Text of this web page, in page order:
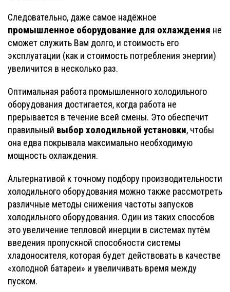
Следовательно, даже самое надёжное
промышленное оборудование для охлаждения не
сможет служить Вам долго, и стоимость его
эксплуатации (как и стоимость потребления энергии)
увеличится в несколько раз.
Оптимальная работа промышленного холодильного
оборудования достигается, когда работа не
прерывается в течение всей смены. Это обеспечит
правильный выбор холодильной установки, чтобы
она едва покрывала максимально необходимую
мощность охлаждения.
Альтернативой к точному подбору производительности
холодильного оборудования можно также рассмотреть
различные методы снижения частоты запусков
холодильного оборудования. Один из таких способов
это увеличение тепловой инерции в системах путём
введения пропускной способности системы
хладоносителя, которая будет действовать в качестве
«холодной батареи» и увеличивать время между
пуском.